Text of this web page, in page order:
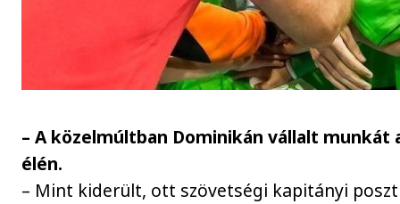
– A közelmúltban Dominikán vállalt munkát
élén.
– Mint kiderült, ott szövetségi kapitányi